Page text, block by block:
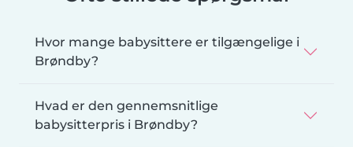
Hvor mange babysittere er tilgængelige i
Brøndby?
Hvad er den gennemsnitlige
babysitterpris i Brøndby?